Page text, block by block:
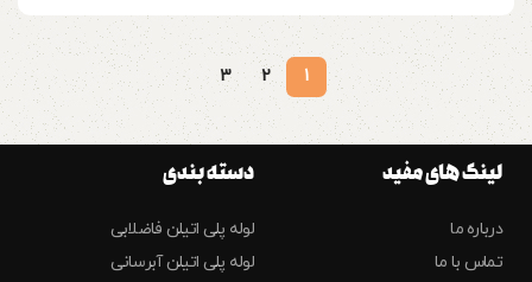
1
2
3
لینک های مفید
درباره ما
تماس با ما
دسته بندی
لوله پلی اتیلن فاضلابی
لوله پلی اتیلن آبرسانی